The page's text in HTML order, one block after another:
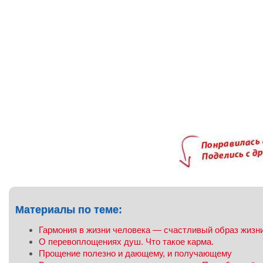
Материалы по теме:
Гармония в жизни человека — счастливый образ
О перевоплощениях душ. Что такое карма.
Прощение полезно и дающему, и получающему